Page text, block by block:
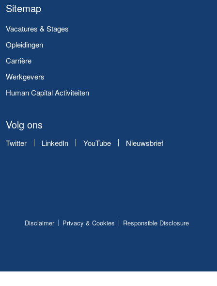
Sitemap
Vacatures & Stages
Opleidingen
Carrière
Werkgevers
Human Capital Activiteiten
Volg ons
Twitter LinkedIn YouTube Nieuwsbrief
Disclaimer Privacy & Cookies Responsible Disclosure